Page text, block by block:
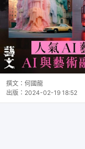
撰文： 何國龍
出版： 2024-02-19 18:52